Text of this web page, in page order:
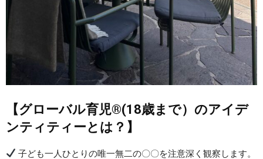
【グローバル育児®︎(18歳まで）のアイデ
ンティティーとは？】
子ども一人ひとりの唯一無二の〇〇を注意深く観察します。